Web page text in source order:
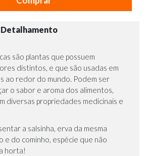
Detalhamento
são plantas que possuem
distintos, e que são usadas em
ao redor do mundo. Podem ser
o sabor e aroma dos alimentos,
diversas propriedades medicinais e
a salsinha, erva da mesma
e do cominho, espécie que não
horta!